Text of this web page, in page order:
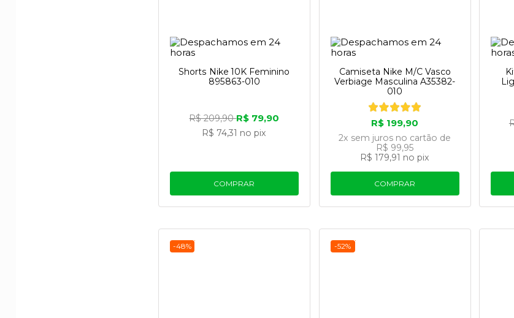
pegada de carbono menor do que a fabricação
Além disso tudo, as solas Nike Air incorporam pelo
fabricadas com 100% de energia renovável em instalações
Viu só? Esta marca é um símbolo de excelência,
Shorts Nike 10K Feminino
895863-010
R$ 209,90R$ 79,90
R$ 74,31 no pix
COMPRAR
Camiseta Nike M/C Vasco
Verbiage Masculina A35382-
010
R$ 199,90
2x sem juros no cartão de
R$ 99,95
R$ 179,91 no pix
COMPRAR
-48% -52%